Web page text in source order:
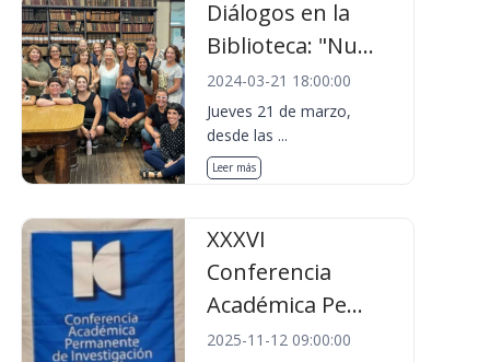
Diálogos en la
Biblioteca: "Nu...
2024-03-21 18:00:00
Jueves 21 de marzo,
desde las ...
Leer más
XXXVI
Conferencia
Académica Pe...
2025-11-12 09:00:00